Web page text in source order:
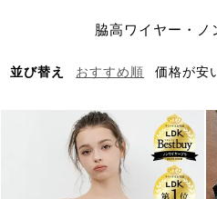
脇高ワイヤー・ノ
並び替え おすすめ順 価格が安